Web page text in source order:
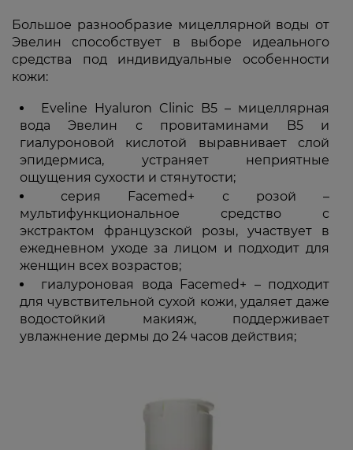
Большое разнообразие мицеллярной воды от
Эвелин способствует в выборе идеального
средства под индивидуальные особенности
кожи:
Eveline Hyaluron Clinic B5 – мицеллярная
вода Эвелин с провитаминами B5 и
гиалуроновой кислотой выравнивает слой
эпидермиса, устраняет неприятные
ощущения сухости и стянутости;
серия Facemed+ с розой –
мультифункциональное средство с
экстрактом французской розы, участвует в
ежедневном уходе за лицом и подходит для
женщин всех возрастов;
гиалуроновая вода Facemed+ – подходит
для чувствительной сухой кожи, удаляет даже
водостойкий макияж, поддерживает
увлажнение дермы до 24 часов действия;